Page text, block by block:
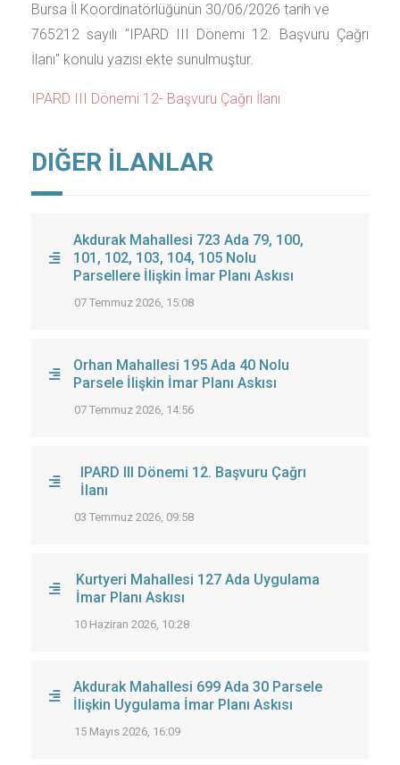
Bursa İl Koordinatörlüğünün 30/06/2026 tarih ve
765212 sayılı "IPARD III Dönemi 12. Başvuru Çağrı
İlanı" konulu yazısı ekte sunulmuştur.
IPARD III Dönemi 12- Başvuru Çağrı İlanı
DIĞER İLANLAR
Akdurak Mahallesi 723 Ada 79, 100,
101, 102, 103, 104, 105 Nolu
Parsellere İlişkin İmar Planı Askısı
07 Temmuz 2026, 15:08
Orhan Mahallesi 195 Ada 40 Nolu
Parsele İlişkin İmar Planı Askısı
07 Temmuz 2026, 14:56
IPARD III Dönemi 12. Başvuru Çağrı
İlanı
03 Temmuz 2026, 09:58
Kurtyeri Mahallesi 127 Ada Uygulama
İmar Planı Askısı
10 Haziran 2026, 10:28
Akdurak Mahallesi 699 Ada 30 Parsele
İlişkin Uygulama İmar Planı Askısı
15 Mayıs 2026, 16:09